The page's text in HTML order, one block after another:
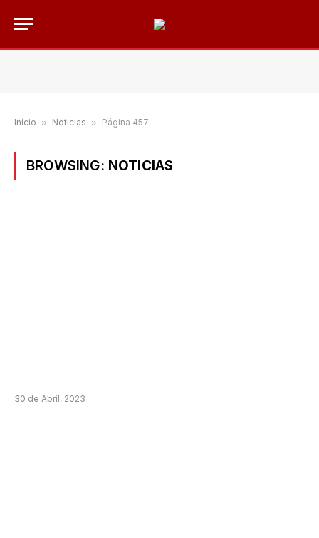
Início » Noticias » Página 457
BROWSING: NOTICIAS
30 de Abril, 2023